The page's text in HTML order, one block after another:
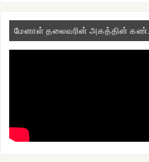
மேனாள் தலைவரின் அகத்தின் கண்…